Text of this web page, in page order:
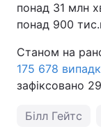
понад 31 млн
понад 900
Станом на
175 678
зафіксовано
Білл Гейтс